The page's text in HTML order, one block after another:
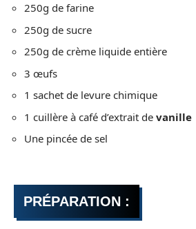
250g de farine
250g de sucre
250g de crème liquide entière
3 œufs
1 sachet de levure chimique
1 cuillère à café d’extrait de vanille
Une pincée de sel
PRÉPARATION :